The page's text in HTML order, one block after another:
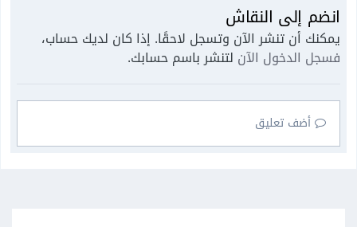
انضم إلى النقاش
يمكنك أن تنشر الآن وتسجل لاحقًا. إذا كان لديك حساب،
فسجل الدخول الآن لتنشر باسم حسابك.
أضف تعليق